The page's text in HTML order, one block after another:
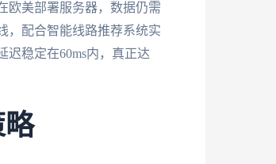
欧美部署服务器，数据仍需
，配合智能线路推荐系统实
稳定在60ms内，真正达
略